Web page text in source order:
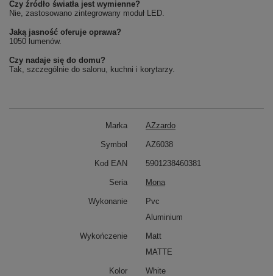
Czy źródło światła jest wymienne?
Nie, zastosowano zintegrowany moduł LED.
Jaką jasność oferuje oprawa?
1050 lumenów.
Czy nadaje się do domu?
Tak, szczególnie do salonu, kuchni i korytarzy.
Marka AZzardo
Symbol AZ6038
Kod EAN 5901238460381
Seria Mona
Wykonanie
Pvc
Aluminium
Wykończenie
Matt
MATTE
Kolor
White